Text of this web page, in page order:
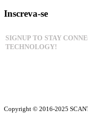
Inscreva-se
Copyright © 2016-2025